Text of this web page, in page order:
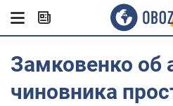
Замковенко об
чиновника